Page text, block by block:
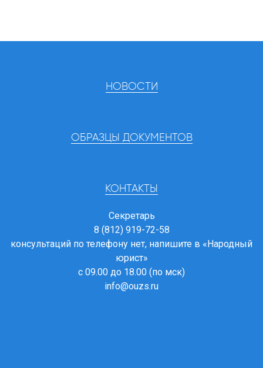
НОВОСТИ
ОБРАЗЦЫ ДОКУМЕНТОВ
КОНТАКТЫ
Секретарь
8 (812) 919-72-58
консультаций по телефону нет, напишите в «Народный
юрист»
с 09.00 до 18.00 (по мск)
info@ouzs.ru